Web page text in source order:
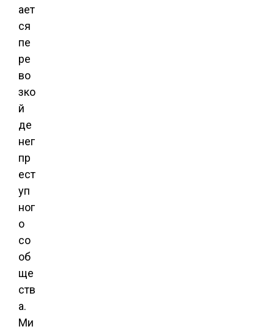
ает
ся
пе
ре
во
зко
й
де
нег
пр
ест
уп
ног
о
со
об
ще
ств
а.
Ми